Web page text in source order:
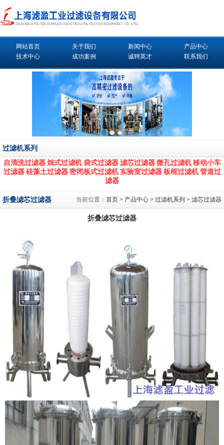
网站首页 关于我们 新闻中心
产品中心
技术中心
成功案例 诚聘英才 联系我们
过滤机系列
自清洗过滤器 烛式过滤机 袋式过滤器 滤芯过滤器 微孔过滤机 移动小车
过滤器 硅藻土过滤器 密闭板式过滤机 实验室过滤器 板框过滤机 管道过
滤器
折叠滤芯过滤器 当前位置： 首页 > 产品中心 > 过滤机系列 > 滤芯过滤器
折叠滤芯过滤器